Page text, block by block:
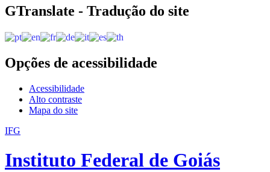
Acesso à informação
GTranslate - Tradução do site
Opções de acessibilidade
Acessibilidade
Alto contraste
Mapa do site
IFG
Instituto Federal de Goiás